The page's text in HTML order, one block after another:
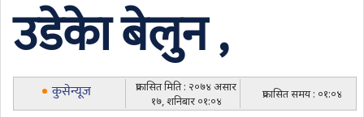
उडेकाे बेलुन ,
कुसेन्यूज
प्रकासित मिति : २०७४ असार
१७, शनिबार ०१:०४
प्रकासित समय : ०१:०४